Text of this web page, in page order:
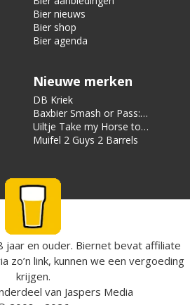
Bier nieuws
Bier shop
Bier agenda
Nieuwe merken
DB Kriek
Baxbier Smash or Pass:
Strata
Uiltje Take my Horse to
the Hotel Room
Muifel 2 Guys 2 Barrels
jaar en ouder. Biernet bevat affiliate
zo’n link, kunnen we een vergoeding
krijgen.
van Jaspers Media